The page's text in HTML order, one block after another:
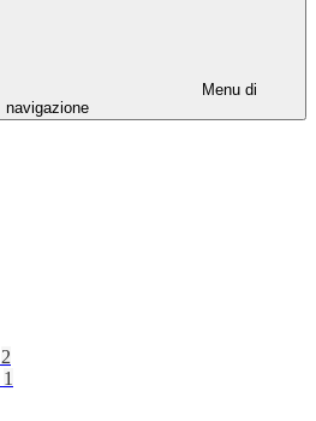
Menu di
navigazione
2
1